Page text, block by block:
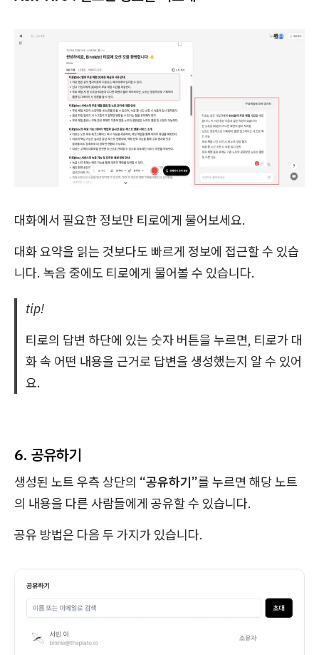
대화에서 필요한 정보만 티로에게 물어보세요.
대화 요약을 읽는 것보다도 빠르게 정보에 접근할 수 있습
니다. 녹음 중에도 티로에게 물어볼 수 있습니다.
tip!
티로의 답변 하단에 있는 숫자 버튼을 누르면, 티로가 대
화 속 어떤 내용을 근거로 답변을 생성했는지 알 수 있어
요.
6. 공유하기
생성된 노트 우측 상단의 “공유하기”를 누르면 해당 노트
의 내용을 다른 사람들에게 공유할 수 있습니다.
공유 방법은 다음 두 가지가 있습니다.